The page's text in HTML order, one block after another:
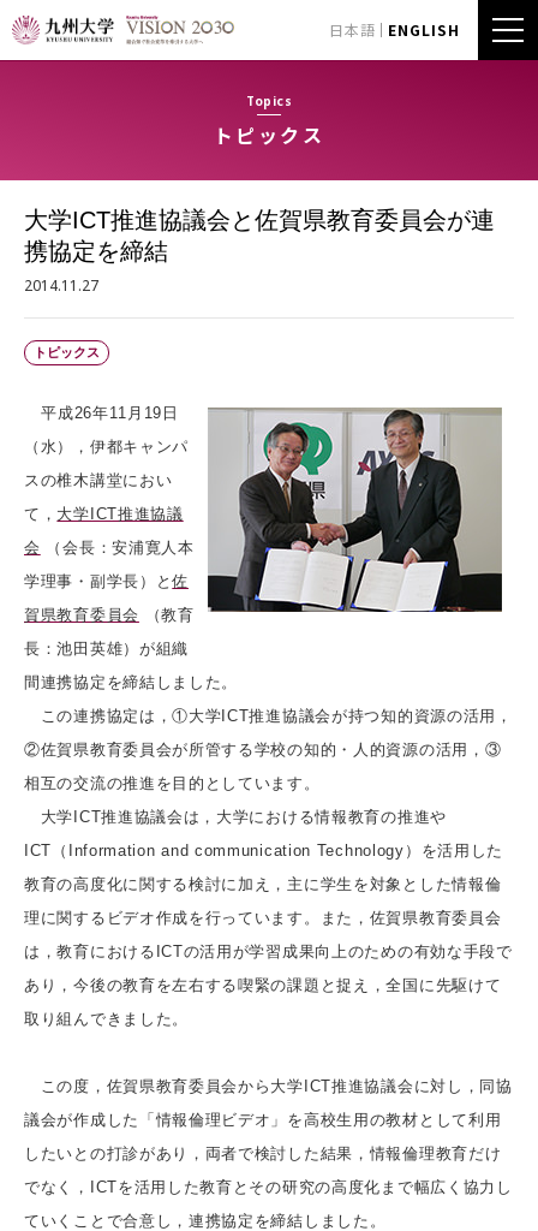
日本語 ENGLISH
Topics
トピックス
大学ICT推進協議会と佐賀県教育委員会が連
携協定を締結
2014.11.27
トピックス
平成26年11月19日
（水），伊都キャンパ
スの椎木講堂におい
て， 大学ICT推進協議
会
（会長：安浦寛人本
学理事・副学長）と佐
賀県教育委員会
（教育
長：池田英雄）が組織
間連携協定を締結しました。
この連携協定は，①大学ICT推進協議会が持つ知的資源の活用，
②佐賀県教育委員会が所管する学校の知的・人的資源の活用，③
相互の交流の推進を目的としています。
大学ICT推進協議会は，大学における情報教育の推進や
ICT（Information and communication Technology）を活用した
教育の高度化に関する検討に加え，主に学生を対象とした情報倫
理に関するビデオ作成を行っています。また，佐賀県教育委員会
は，教育におけるICTの活用が学習成果向上のための有効な手段で
あり，今後の教育を左右する喫緊の課題と捉え，全国に先駆けて
取り組んできました。
この度，佐賀県教育委員会から大学ICT推進協議会に対し，同協
議会が作成した「情報倫理ビデオ」を高校生用の教材として利用
したいとの打診があり，両者で検討した結果，情報倫理教育だけ
でなく，ICTを活用した教育とその研究の高度化まで幅広く協力し
ていくことで合意し，連携協定を締結しました。